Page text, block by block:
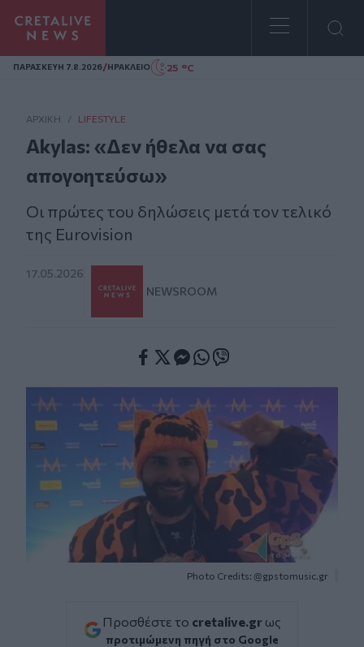
Homepage
ΠΑΡΑΣΚΕΥΗ 7.8.2026/ΗΡΑΚΛΕΙΟ 25 °C
ΑΡΧΙΚΗ / LIFESTYLE
Akylas: «Δεν ήθελα να σας
απογοητεύσω»
Οι πρώτες του δηλώσεις μετά τον τελικό
της Eurovision
17.05.2026
NEWSROOM
Photo Credits: @gpstomusic.gr
Προσθέστε το cretalive.gr ως
προτιμώμενη πηγή στο Google